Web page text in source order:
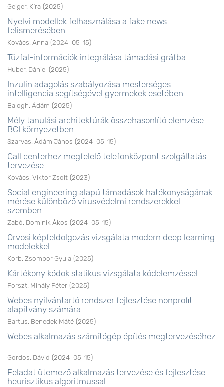
Geiger, Kíra (2025)
Nyelvi modellek felhasználása a fake news
felismerésében
Kovács, Anna (2024-05-15)
Tűzfal-információk integrálása támadási gráfba
Huber, Dániel (2025)
Inzulin adagolás szabályozása mesterséges
intelligencia segítségével gyermekek esetében
Balogh, Ádám (2025)
Mély tanulási architektúrák összehasonlító elemzése
BCI környezetben
Szarvas, Ádám János (2024-05-15)
Call centerhez megfelelő telefonközpont szolgáltatás
tervezése
Kovács, Viktor Zsolt (2023)
Social engineering alapú támadások hatékonyságának
mérése különböző vírusvédelmi rendszerekkel
szemben
Zabó, Dominik Ákos (2024-05-15)
Orvosi képfeldolgozás vizsgálata modern deep learning
modelekkel
Korb, Zsombor Gyula (2025)
Kártékony kódok statikus vizsgálata kódelemzéssel
Forszt, Mihály Péter (2025)
Webes nyilvántartó rendszer fejlesztése nonprofit
alapítvány számára
Bartus, Benedek Máté (2025)
Webes alkalmazás számítógép építés megtervezéséhez
Gordos, Dávid (2024-05-15)
Feladat ütemező alkalmazás tervezése és fejlesztése
heurisztikus algoritmussal